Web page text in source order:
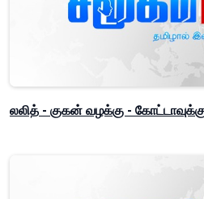
லலித் - குகன் வழக்கு -